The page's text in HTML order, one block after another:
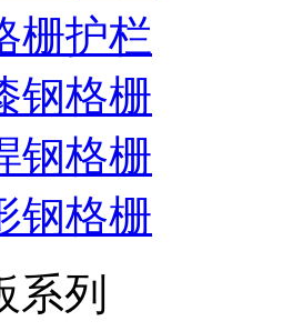
栅护栏
钢格栅
钢格栅
钢格栅
系列